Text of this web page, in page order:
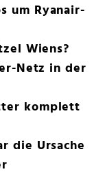
um Ryanair-
Wiens?
Netz in der
komplett
die Ursache